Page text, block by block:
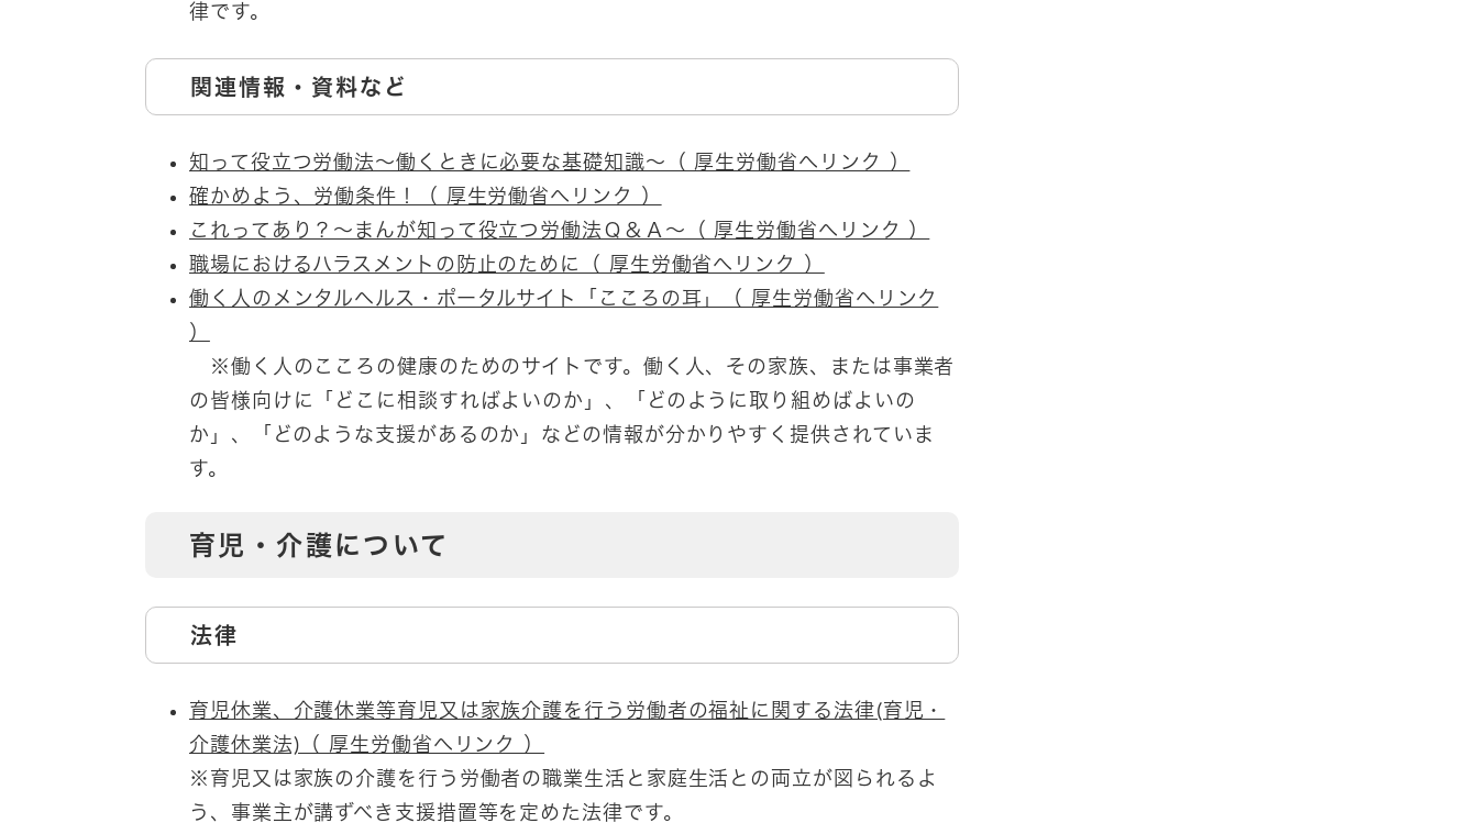
律です。
関連情報・資料など
知って役立つ労働法～働くときに必要な基礎知識～（ 厚生労働省へリンク ）
確かめよう、労働条件！（ 厚生労働省へリンク ）
これってあり？～まんが知って役立つ労働法Ｑ＆Ａ～（ 厚生労働省へリンク ）
職場におけるハラスメントの防止のために（ 厚生労働省へリンク ）
働く人のメンタルヘルス・ポータルサイト「こころの耳」（ 厚生労働省へリンク
）
※働く人のこころの健康のためのサイトです。働く人、その家族、または事業者
の皆様向けに「どこに相談すればよいのか」、「どのように取り組めばよいの
か」、「どのような支援があるのか」などの情報が分かりやすく提供されていま
す。
育児・介護について
法律
育児休業、介護休業等育児又は家族介護を行う労働者の福祉に関する法律​(育児・
介護休業法)（ 厚生労働省へリンク ）
※育児又は家族の介護を行う労働者の職業生活と家庭生活との両立が図られるよ
う、事業主が講ずべき支援措置等を定めた法律です。